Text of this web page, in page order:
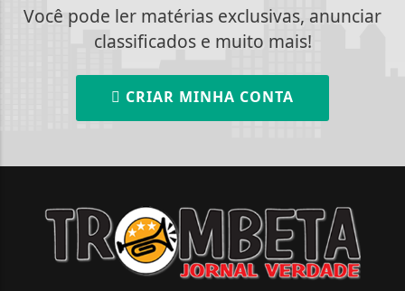
Você pode ler matérias exclusivas, anunciar
classificados e muito mais!
CRIAR MINHA CONTA